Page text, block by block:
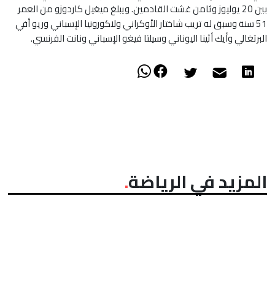
بين 20 يوليوز وثامن غشت القادمين. ويبلغ ميغيل كاردوزو من العمر
51 سنة وسبق له تريب شاختار الأوكراني ولاكورونيا الإسباني وريو أفي
البرتغالي وأيك أثينا اليوناني وسيلتا فيغو الإسباني ونانت الفرنسي.
المزيد في الرياضة